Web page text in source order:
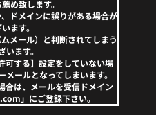
め致します。
ドメインに誤りがある場合が
ます。
メール）と判断されてしまう
います。
可する】設定をしていない場
ールとなってしまいます。
合は、メールを受信ドメイン
」にご登録下さい。